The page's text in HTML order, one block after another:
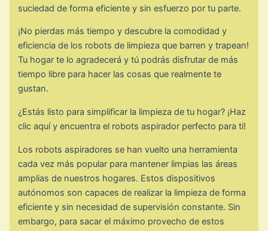
suciedad de forma eficiente y sin esfuerzo por tu parte.
¡No pierdas más tiempo y descubre la comodidad y
eficiencia de los robots de limpieza que barren y trapean!
Tu hogar te lo agradecerá y tú podrás disfrutar de más
tiempo libre para hacer las cosas que realmente te
gustan.
¿Estás listo para simplificar la limpieza de tu hogar? ¡Haz
clic aquí y encuentra el robots aspirador perfecto para ti!
Los robots aspiradores se han vuelto una herramienta
cada vez más popular para mantener limpias las áreas
amplias de nuestros hogares. Estos dispositivos
autónomos son capaces de realizar la limpieza de forma
eficiente y sin necesidad de supervisión constante. Sin
embargo, para sacar el máximo provecho de estos